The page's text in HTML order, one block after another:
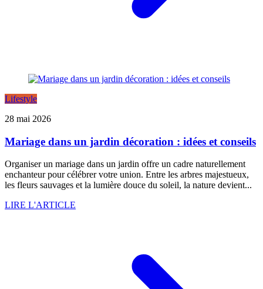
Lifestyle
28 mai 2026
Mariage dans un jardin décoration : idées et conseils
Organiser un mariage dans un jardin offre un cadre naturellement
enchanteur pour célébrer votre union. Entre les arbres majestueux,
les fleurs sauvages et la lumière douce du soleil, la nature devient...
LIRE L'ARTICLE